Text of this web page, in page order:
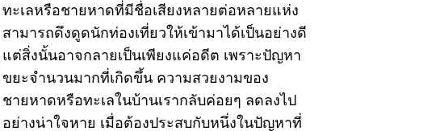
ทะเลหรือชายหาดที่มีชื่อเสียงหลายต่อหลายแห่ง
สามารถดึงดูดนักท่องเที่ยวให้เข้ามาได้เป็นอย่างดี
แต่สิ่งนั้นอาจกลายเป็นเพียงแค่อดีต เพราะปัญหา
ขยะจำนวนมากที่เกิดขึ้น ความสวยงามของ
ชายหาดหรือทะเลในบ้านเรากลับค่อยๆ ลดลงไป
อย่างน่าใจหาย เมื่อต้องประสบกับหนึ่งในปัญหาที่